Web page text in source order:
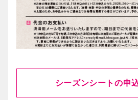
シーズンシートの申